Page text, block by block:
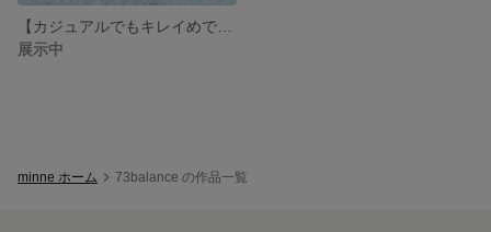
展示中
minne ホーム 73balance の作品一覧